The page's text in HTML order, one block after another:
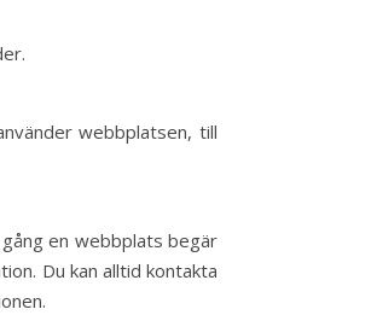
webbplatsen, till
en webbplats begär
Du kan alltid kontakta